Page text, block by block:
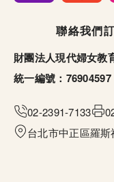
聯絡我們
財團法人現代婦女教
統一編號：76904597
02-2391-7133
台北市中正區羅